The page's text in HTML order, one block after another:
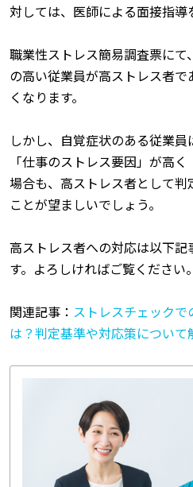
対しては、医師による面接指導
職業性ストレス簡易調査票にて
の高い従業員が高ストレス者
くなります。
しかし、自覚症状のある従業員
「仕事のストレス要因」が高
場合も、高ストレス者として
ことが望ましいでしょう。
高ストレス者への対応は以下
す。よろしければご覧ください。
関連記事： ストレスチェック
は？判定基準や対応策について